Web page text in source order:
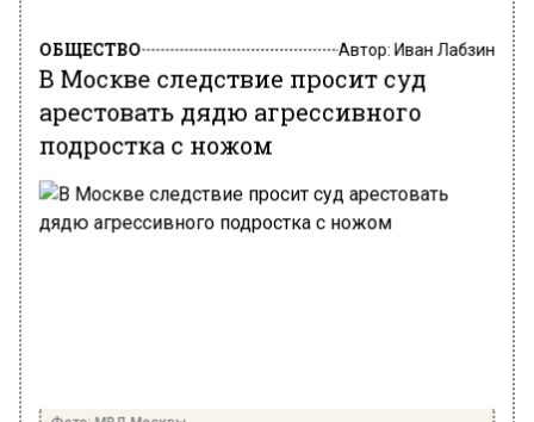
ОБЩЕСТВО Автор: Иван Лабзин
В Москве следствие просит суд
арестовать дядю агрессивного
подростка с ножом